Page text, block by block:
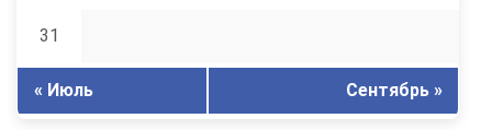
31
« Июль Сентябрь »